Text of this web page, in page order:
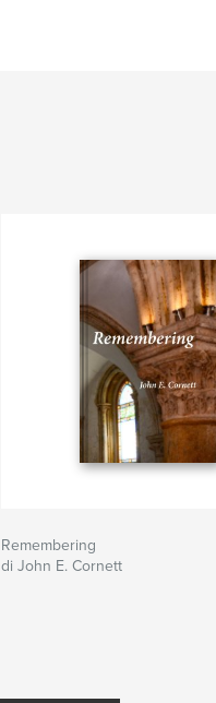
Remembering
di John E. Cornett